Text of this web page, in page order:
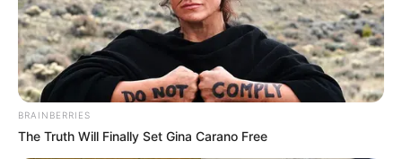
BRAINBERRIES
The Truth Will Finally Set Gina Carano Free